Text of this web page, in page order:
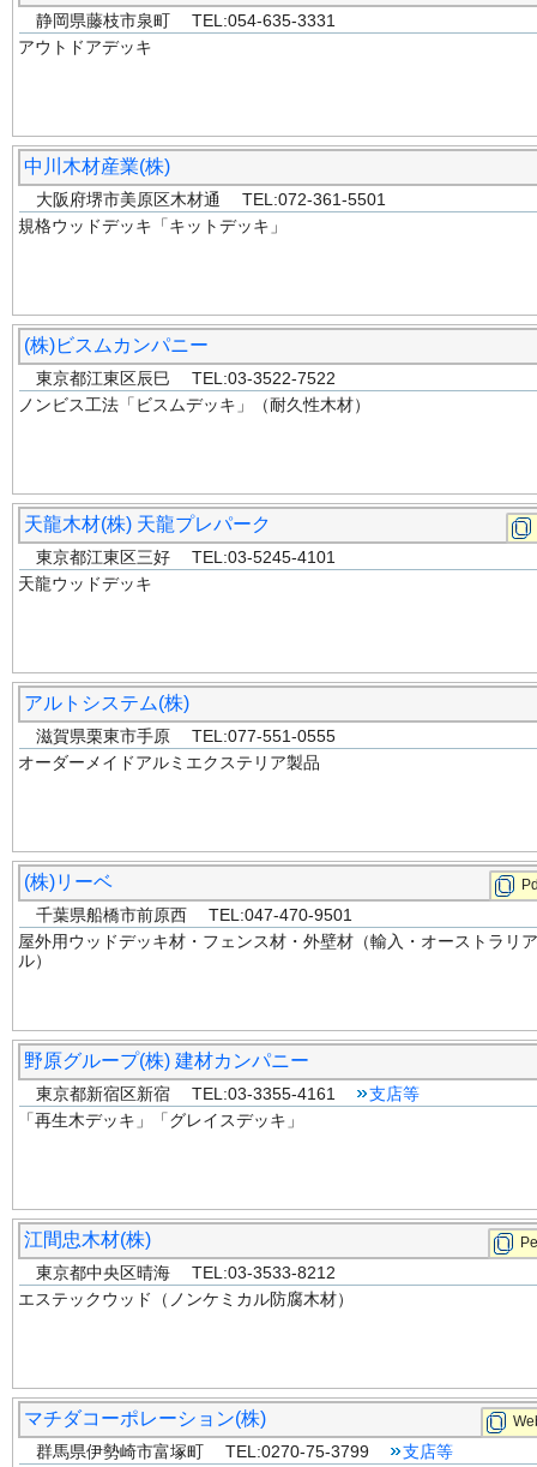
静岡県藤枝市泉町 TEL:054-635-3331
アウトドアデッキ
中川木材産業(株)
大阪府堺市美原区木材通 TEL:072-361-5501
規格ウッドデッキ「キットデッキ」
(株)ビスムカンパニー
東京都江東区辰巳 TEL:03-3522-7522
ノンビス工法「ビスムデッキ」（耐久性木材）
天龍木材(株) 天龍プレパーク
東京都江東区三好 TEL:03-5245-4101
天龍ウッドデッキ
アルトシステム(株)
滋賀県栗東市手原 TEL:077-551-0555
オーダーメイドアルミエクステリア製品
(株)リーベ
千葉県船橋市前原西 TEL:047-470-9501
屋外用ウッドデッキ材・フェンス材・外壁材（輸入・オーストラリ
ル）
野原グループ(株) 建材カンパニー
東京都新宿区新宿 TEL:03-3355-4161
支店等
「再生木デッキ」「グレイスデッキ」
江間忠木材(株)
東京都中央区晴海 TEL:03-3533-8212
エステックウッド（ノンケミカル防腐木材）
マチダコーポレーション(株)
群馬県伊勢崎市富塚町 TEL:0270-75-3799
支店等